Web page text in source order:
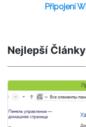
Připojení
Nejlepší Články